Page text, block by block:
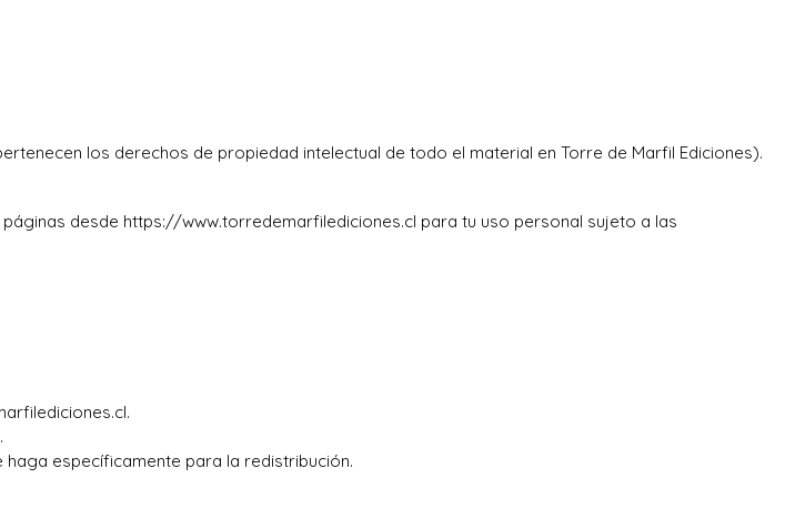
los derechos de propiedad intelectual de todo el material en Torre de Marfil Ediciones).
desde https://www.torredemarfilediciones.cl para tu uso personal sujeto a las
específicamente para la redistribución.